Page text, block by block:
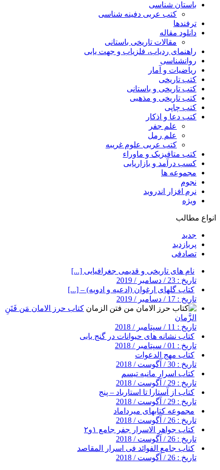
باستان شناسی
کتب عربی دفینه شناسی
ترفندها
دانلود مقاله
مقالات تاریخی باستانی
راهنمای ردیاب، فلزیاب و جهت یابی
روانشناسی
ریاضیات و آمار
کتب تاریخی
کتب تاریخی و باستانی
کتب تاریخی و مذهبی
کتب چاپی
کتب دعا و اذکار
علم جفر
علم رمل
کتب عربی علوم غریبه
کتب متافیزیک و ماوراء
کسب درآمد و بازاریابی
مجموعه ها
نجوم
نرم افزار اندروید
ویژه
انواع مطالب
جدید
پربازدید
تصادفی
نام های تاریخی و قدیمی جغرافیایی [...]
تاریخ : 23 / دسامبر / 2019
کتاب گلهای ارغوان (ادعیه و ادویه) – [...]
تاریخ : 17 / دسامبر / 2019
کتاب حرز الامان مَن فَتَنِ
الزَّمان
تاریخ : 11 / سپتامبر / 2018
کتاب نشانه های حیوانات در گنج یابی
تاریخ : 01 / سپتامبر / 2018
کتاب مهج الدعوات
تاریخ : 30 / آگوست / 2018
کتاب اسرار مانیه تیسم
تاریخ : 29 / آگوست / 2018
کتاب از آستارا تا استارباد – پنج
تاریخ : 29 / آگوست / 2018
مجموعه کتابهای میرداماد
تاریخ : 26 / آگوست / 2018
کتاب جواهر الاسرار جفر جامع ۱و۲
تاریخ : 26 / آگوست / 2018
کتاب جامع الفوائد فی اسرار المقاصد
تاریخ : 26 / آگوست / 2018